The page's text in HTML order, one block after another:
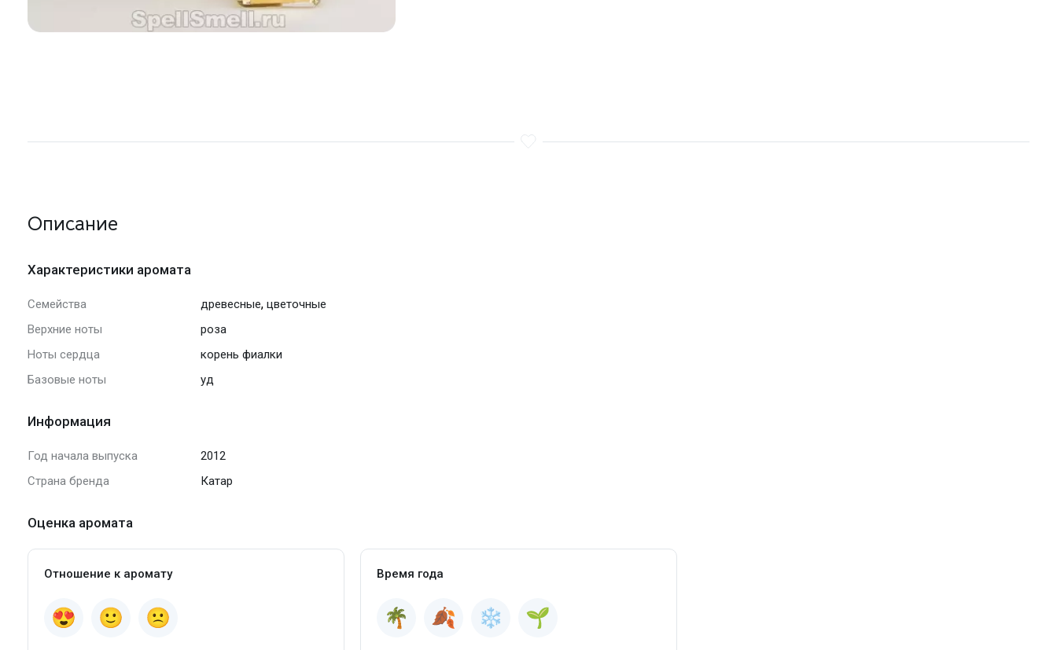
Описание
Характеристики аромата
Семейства древесные, цветочные
Верхние ноты
роза
Ноты сердца
корень фиалки
Базовые ноты
уд
Информация
Год начала выпуска
2012
Страна бренда
Катар
Оценка аромата
Отношение к аромату Время года